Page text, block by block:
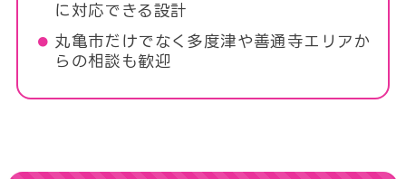
に対応できる設計
丸亀市だけでなく多度津や善通寺エリアか
らの相談も歓迎